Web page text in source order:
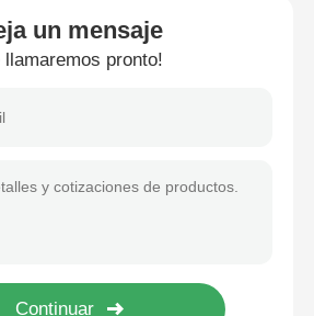
un mensaje
llamaremos pronto!